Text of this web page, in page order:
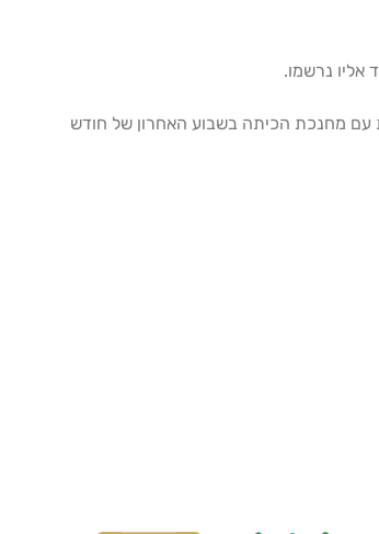
אליו נרשמו.
עם מחנכת הכיתה בשבוע האחרון של חודש